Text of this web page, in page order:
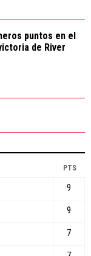
puntos en el
de River